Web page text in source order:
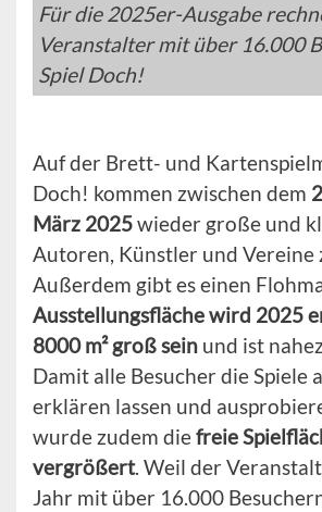
Für die 2025er-Ausgabe
Veranstalter mit über 16.000
Spiel Doch!
Auf der Brett- und
Doch! kommen zwischen dem
März 2025wieder große und
Autoren, Künstler und Vereine
Außerdem gibt es einen
Ausstellungsfläche wird 2025
8000 m² groß sein und ist
Damit alle Besucher die Spiele
erklären lassen und
wurde zudem diefreie
vergrößert. Weil der
Jahr mit über 16.000